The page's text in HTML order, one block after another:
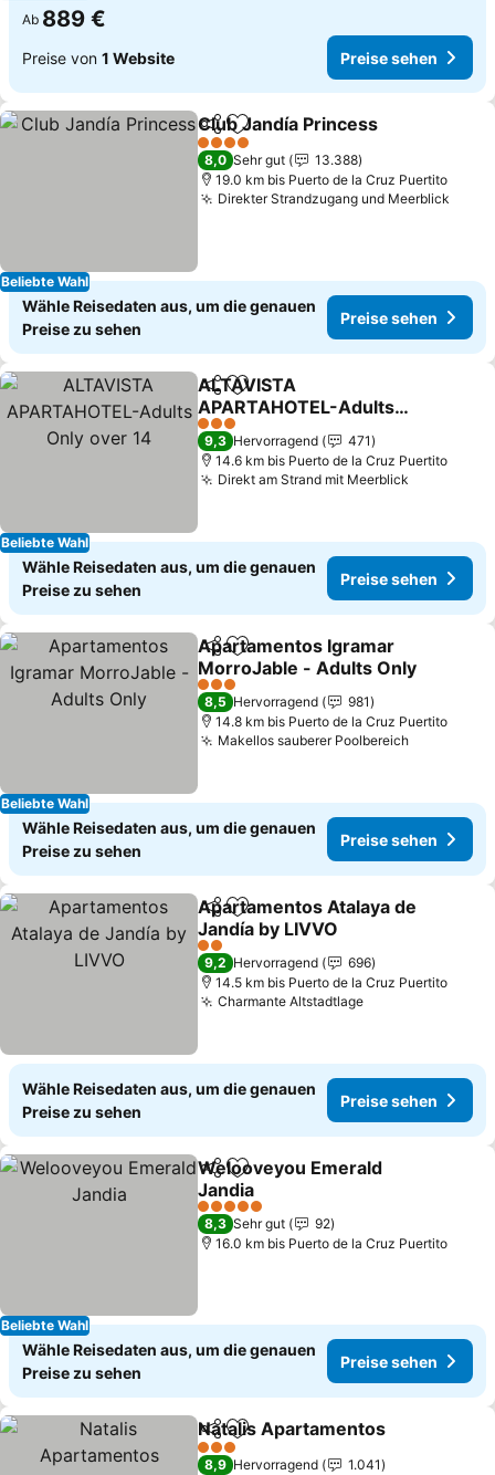
Ab 889 €
Preise von 1 Website Preise sehen
Beliebte Wahl
TeilenZu Favoriten hinzufügen
Club Jandía Princess
4 Sterne
8,0 Sehr gut
13.388
19.0 km bis Puerto de la Cruz Puertito
Direkter Strandzugang und Meerblick
Wähle Reisedaten aus, um die genauen
Preise zu sehen
Preise sehen
Beliebte Wahl
TeilenZu Favoriten hinzufügen
ALTAVISTA
APARTAHOTEL-Adults
Only over 14
Preise sehen
3 Sterne
9,3 Hervorragend
471
14.6 km bis Puerto de la Cruz Puertito
Direkt am Strand mit Meerblick
Wähle Reisedaten aus, um die genauen
Preise zu sehen
Preise sehen
Beliebte Wahl
TeilenZu Favoriten hinzufügen
Apartamentos Igramar
MorroJable - Adults Only
Preise sehen
3 Sterne
8,5 Hervorragend
981
14.8 km bis Puerto de la Cruz Puertito
Makellos sauberer PoolbereichPreise
Wähle Reisedaten aus, um die genauen
Preise zu sehen
Preise sehen
TeilenZu Favoriten hinzufügen
Apartamentos Atalaya de
Jandía by LIVVO
Preise sehen
2 Sterne
9,2 Hervorragend
696
14.5 km bis Puerto de la Cruz Puertito
Charmante AltstadtlagePreise sehen
Wähle Reisedaten aus, um die genauen
Preise zu sehen
Preise sehen
Beliebte Wahl
TeilenZu Favoriten hinzufügen
Welooveyou Emerald
Jandia
Preise sehen
5 Sterne
8,3 Sehr gut
92
16.0 km bis Puerto de la Cruz Puertito
Wähle Reisedaten aus, um die genauen
Preise zu sehen
Preise sehen
TeilenZu Favoriten hinzufügen
Natalis Apartamentos
3 Sterne
8,9 Hervorragend 1.041